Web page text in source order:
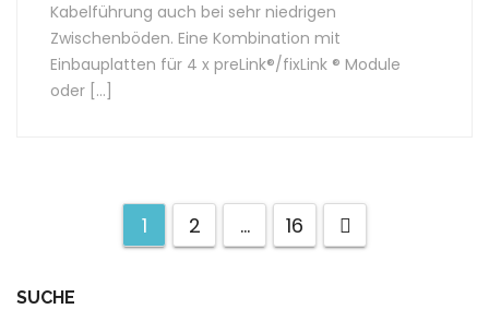
Kabelführung auch bei sehr niedrigen
Zwischenböden. Eine Kombination mit
Einbauplatten für 4 x preLink®/fixLink ® Module
oder […]
1 2 … 16
SUCHE